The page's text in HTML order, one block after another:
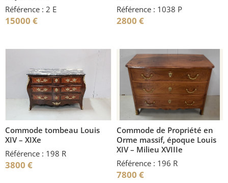
Référence : 2 E
15000 €
Référence : 1038 P
2800 €
Commode tombeau Louis
XIV – XIXe
Référence : 198 R
3800 €
Commode de Propriété en
Orme massif, époque Louis
XIV – Milieu XVIIIe
Référence : 196 R
7800 €